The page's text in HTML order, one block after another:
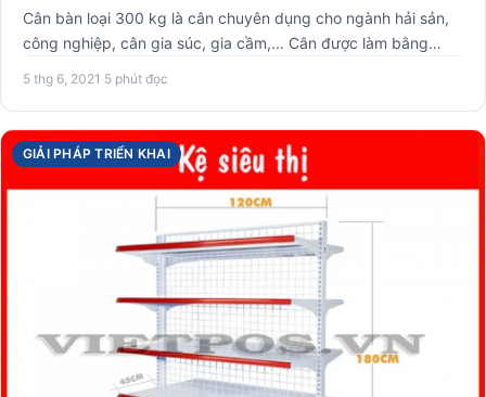
Cân bàn loại 300 kg là cân chuyên dụng cho ngành hải sản,
công nghiệp, cân gia súc, gia cầm,... Cân được làm bằng
5 thg 6, 2021 ·5 phút đọc
GIẢI PHÁP TRIỂN KHAI